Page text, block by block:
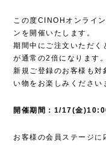
新規会
ニュースレ
この度CINOHオンライ
ンを開催いたします。
期間中にご注文いただく
が通常の2倍になります。
新規ご登録のお客様も対
い物をお楽しみください
開催期間：1/17(金
お客様の会員ステージに